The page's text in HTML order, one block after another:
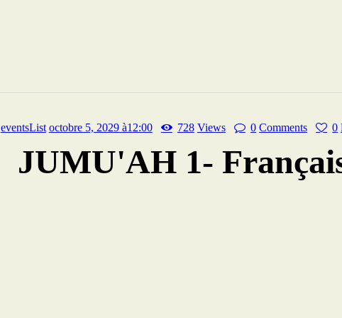
eventsList octobre 5, 2029 à12:00 728 Views 0 Comments 0
JUMU'AH 1-